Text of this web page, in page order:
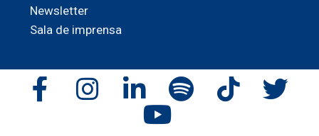
Newsletter
Sala de imprensa